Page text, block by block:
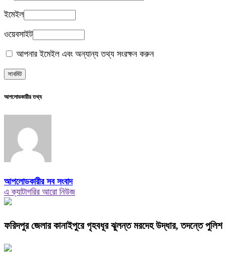
ইমেইল
ওয়েবসাইট
আপনার ইমেইল এবং অন্যান্য তথ্য সংরক্ষন করুন
আপলোডকারীর তথ্য
আপলোডকারীর সব সংবাদ
এ ক্যাটাগরির আরো নিউজ
ফরিদপুর জেলার কানাইপুরে গৃহবধূর ঝুলন্ত মরদেহ উদ্ধার, তদন্তে পুলিশ